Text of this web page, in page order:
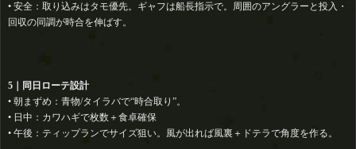
• 安全：取り込みはタモ優先。ギャフは船長指示で。周囲のアングラーと投入・
回収の同調が時合を伸ばす。
5｜同日ローテ設計
• 朝まずめ：青物/タイラバで“時合取り”。
• 日中：カワハギで枚数＋食卓確保
• 午後：ティップランでサイズ狙い。風が出れば風裏＋ドテラで角度を作る。